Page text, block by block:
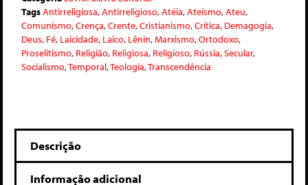
TagsAntirreligiosa,Antirreligioso,Atéia,Ateísmo,Ateu,
Comunismo,Crença,Crente,Cristianismo,Crítica, Demagogia,
Deus, Fé, Laicidade, Laico, Lênin,Marxismo,Ortodoxo,
Proselitismo, Religião, Religiosa, Religioso, Rússia,Secular,
Socialismo,Temporal,Teologia,Transcendência
Descrição
Informação adicional